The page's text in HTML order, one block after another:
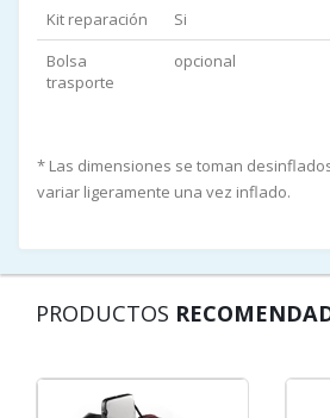
Kit reparación
Si
Bolsa
trasporte
opcional
* Las dimensiones se toman
variar ligeramente una vez inflado.
PRODUCTOS